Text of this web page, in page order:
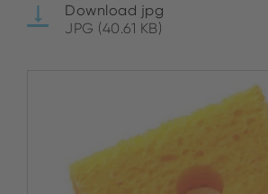
Download jpg
JPG (40.61 KB)